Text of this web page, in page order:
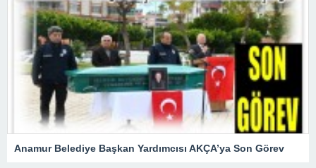
Anamur Belediye Başkan Yardımcısı AKÇA’ya Son Görev